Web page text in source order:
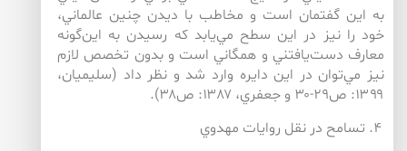
به اين گفتمان است و مخاطب با ديدن چنين عالماني،
خود را نيز در اين سطح مي‌يابد كه رسيدن به اين‌گونه
معارف دست‌يافتني و همگاني است و بدون تخصص لازم
نيز مي‌توان در اين دايره وارد شد و نظر داد (سليميان،
۱۳۹۹: ص۲۹-۳۰ و جعفري، ۱۳۸۷: ص۳۸).
۴. تسامح در نقل روايات مهدوي